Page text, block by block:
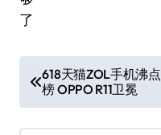
章
导
618天猫ZOL手机沸点
榜 OPPO R11卫冕